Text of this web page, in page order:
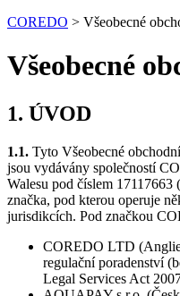
COREDO > Všeobecné
Všeobecné
1. ÚVOD
1.1. Tyto Všeobecné
jsou vydávány společností
Walesu pod číslem
značka, pod kterou operuje
jurisdikcích. Pod značkou
COREDO LTD (Anglie
regulační poradenství
Legal Services Act